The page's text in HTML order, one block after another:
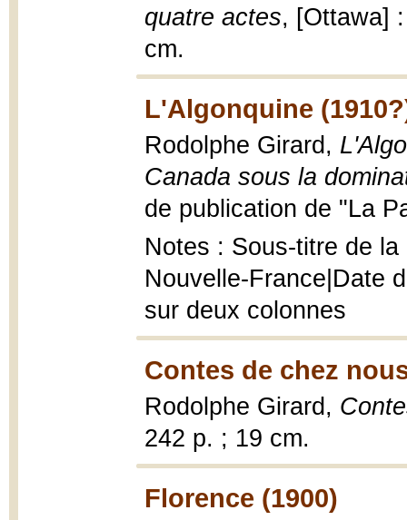
quatre actes, [Ottawa]
cm.
L'Algonquine
Rodolphe Girard,
Canada sous la
de publication de "La
Notes : Sous-titre de
Nouvelle-France|Date
sur deux colonnes
Contes de chez
Rodolphe Girard,
242 p. ; 19 cm.
Florence (1900)